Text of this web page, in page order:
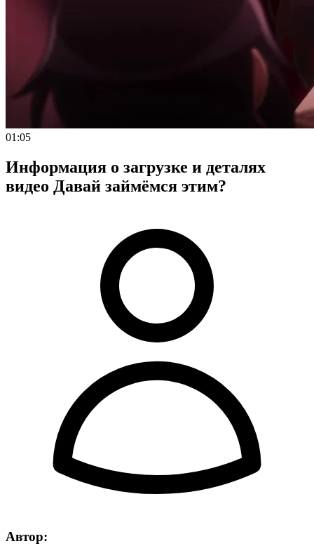
01:05
Информация о загрузке и деталях
видео Давай займёмся этим?
Автор: